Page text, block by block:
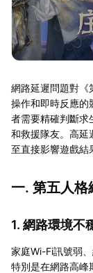
網路延遲問題對《
操作和即時反應的
者需要精確判斷求
和救援隊友。高延
至直接影響遊戲結
一. 第五人格
1. 網路環境不
家庭Wi-Fi訊號弱
特別是在網路高峰